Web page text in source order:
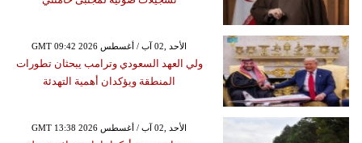
GMT 09:42 2026 الأحد ,02 آب / أغسطس
ولي العهد السعودي وترامب يبحثان تطورات
المنطقة ويؤكدان أهمية التهدئة
GMT 13:38 2026 الأحد ,02 آب / أغسطس